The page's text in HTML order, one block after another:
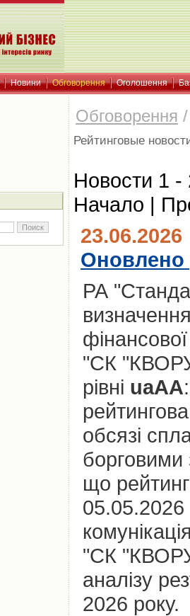
Новини Обговорення Оголошення
Обговорення
Рейтинговые
Новости 1 -
Начало |
23.06.2026
РА
"СК
рівні uaAA
обсязі
борговими
що
05.05.2026
"СК
аналізу
2026 року.